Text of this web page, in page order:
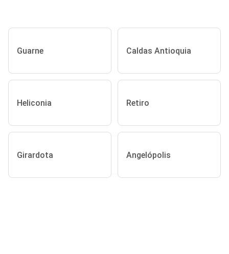
Guarne Caldas Antioquia
Heliconia Retiro
Girardota Angelópolis